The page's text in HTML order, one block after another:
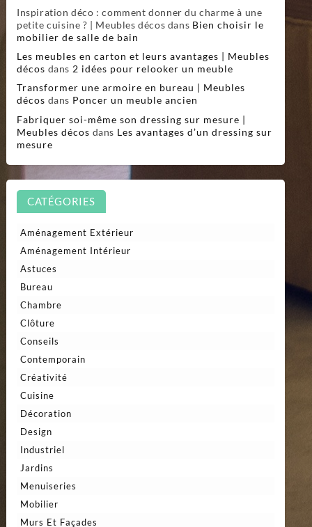
Inspiration déco : comment donner du charme à une
petite cuisine ? | Meubles décos dans Bien choisir le
mobilier de salle de bain
Les meubles en carton et leurs avantages | Meubles
décos dans 2 idées pour relooker un meuble
Transformer une armoire en bureau | Meubles
décos dans Poncer un meuble ancien
Fabriquer soi-même son dressing sur mesure |
Meubles décos dans Les avantages d’un dressing sur
mesure
CATÉGORIES
Aménagement Extérieur
Aménagement Intérieur
Astuces
Bureau
Chambre
Clôture
Conseils
Contemporain
Créativité
Cuisine
Décoration
Design
Industriel
Jardins
Menuiseries
Mobilier
Murs Et Façades